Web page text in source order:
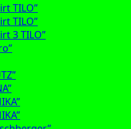
TILO”
TILO”
3 TILO”